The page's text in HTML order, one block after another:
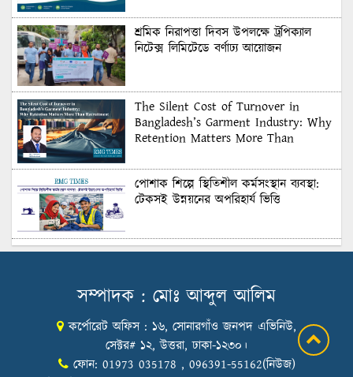
শ্রমিক নিরাপত্তা দিবস উপলক্ষে ট্রপিক্যাল
নিটেক্স লিমিটেডে বর্ণাঢ্য আয়োজন
The Silent Cost of Turnover in
Bangladesh’s Garment Industry: Why
Retention Matters More Than
পোশাক শিল্পে স্থিতিশীল কর্মসংস্থান ব্যবস্থা:
টেকসই উন্নয়নের অপরিহার্য ভিত্তি
শুল্কের দেয়াল ভাঙার সুযোগ: মার্কিন বাজারে
Honoring Excellence: Texstream
Fashion Ltd. Rewards Best Workers–
2026
সম্পাদক : মোঃ আব্দুল আলিম
কর্পোরেট অফিস : ১৬, সোনারগাঁও জনপদ এভিনিউ,
সেক্টর# ১২, উত্তরা, ঢাকা-১২৩০।
ফোন: 01973 035178 , 096391-55162(নিউজ)